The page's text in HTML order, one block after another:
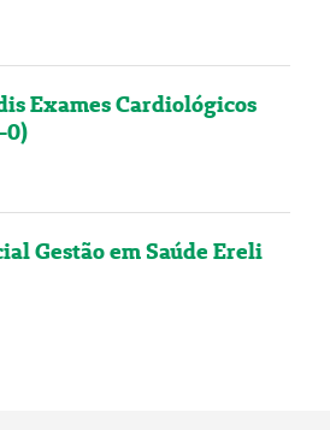
Exames Cardiológicos
0)
Gestão em Saúde Ereli